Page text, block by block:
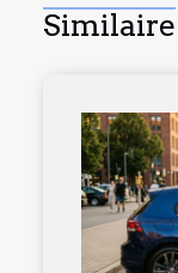
Similaire